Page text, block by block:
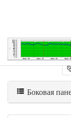
Вы посетили
Боковая